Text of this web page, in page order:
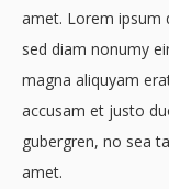
amet. Lorem ipsum
sed diam nonumy
magna aliquyam
accusam et justo
gubergren, no sea
amet.